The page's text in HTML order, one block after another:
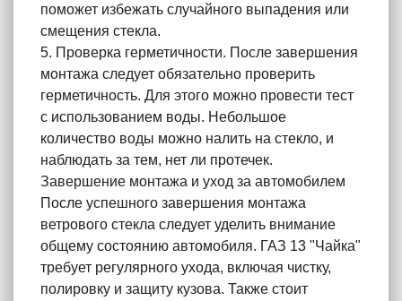
поможет избежать случайного выпадения или
смещения стекла.
5. Проверка герметичности. После завершения
монтажа следует обязательно проверить
герметичность. Для этого можно провести тест
с использованием воды. Небольшое
количество воды можно налить на стекло, и
наблюдать за тем, нет ли протечек.
Завершение монтажа и уход за автомобилем
После успешного завершения монтажа
ветрового стекла следует уделить внимание
общему состоянию автомобиля. ГАЗ 13 "Чайка"
требует регулярного ухода, включая чистку,
полировку и защиту кузова. Также стоит